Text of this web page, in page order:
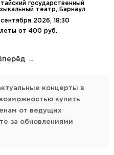
государственный
театр, Барнаул
сентября 2026, 18:30
от 400 руб.
→
концерты в
купить
от ведущих
за обновлениями